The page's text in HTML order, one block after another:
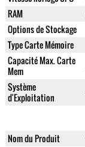
RAM
Options de Stockage
Type Carte Mémoire
Capacité Max. Carte
Mem
Système
d'Exploitation
Nom du Produit